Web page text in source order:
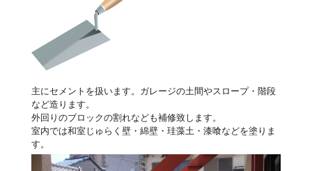
主にセメントを扱います。ガレージの土間やスロープ・階段
など造ります。
外回りのブロックの割れなども補修致します。
室内では和室じゅらく壁・綿壁・珪藻土・漆喰などを塗りま
す。